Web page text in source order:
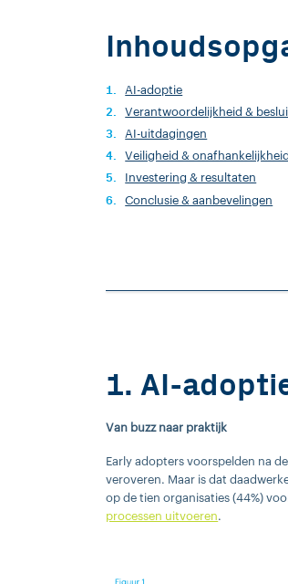
AI-adoptie
Verantwoordelijkheid &
AI-uitdagingen
Veiligheid & onafhankelijkheid
Investering & resultaten
Conclusie & aanbevelingen
1. AI-
Van buzz naar praktijk
Early adopters voorspelden na
veroveren. Maar is dat
op de tien organisaties (44%)
processen uitvoeren.